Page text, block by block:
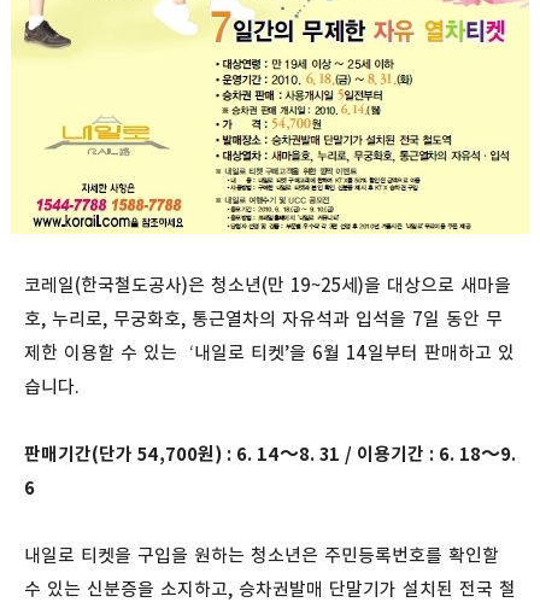
코레일(한국철도공사)은 청소년(만 19~25세)을 대상으로 새마을
호, 누리로, 무궁화호, 통근열차의 자유석과 입석을 7일 동안 무
제한 이용할 수 있는 ‘내일로 티켓’을 6월 14일부터 판매하고 있
습니다.
판매기간(단가 54,700원) : 6. 14～8. 31 / 이용기간 : 6. 18～9.
6
내일로 티켓을 구입을 원하는 청소년은 주민등록번호를 확인할
수 있는 신분증을 소지하고, 승차권발매 단말기가 설치된 전국 철